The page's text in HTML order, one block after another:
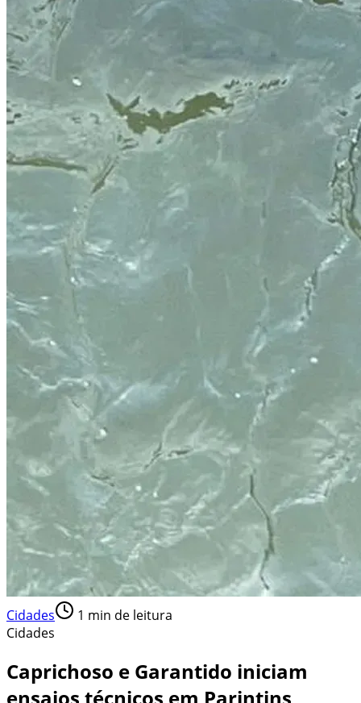
Cidades 1 min de leitura
Cidades
Caprichoso e Garantido iniciam
ensaios técnicos em Parintins